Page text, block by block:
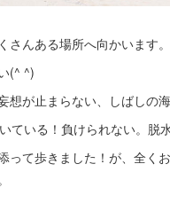
さんある場所へ向かいます。
(^ ^)
想が止まらない、しばしの海
ている！負けられない。脱
って歩きました！が、全く